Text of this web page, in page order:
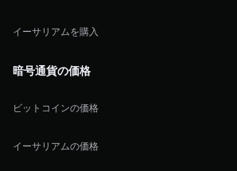
イーサリアムを購入
暗号通貨の価格
ビットコインの価格
イーサリアムの価格